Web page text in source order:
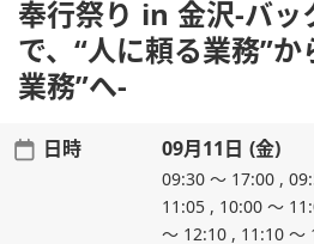
奉行祭り in 金沢-バッ
で、“人に頼る業務”か
業務”へ-
日時 09月11日 (金)
09:30 ～ 17:00 ,
11:05 , 10:00 ～
～ 12:10 , 11:10 ～